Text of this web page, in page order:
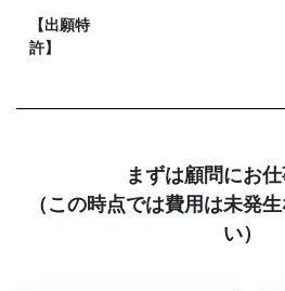
【出願特
許】
まずは顧問にお
（この時点では費用は未発
い）